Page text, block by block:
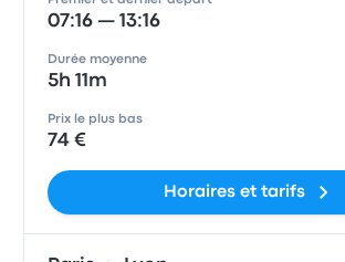
07:16 — 13:16
Durée moyenne
5h 11m
Prix le plus bas
74 €
Horaires et tarifs